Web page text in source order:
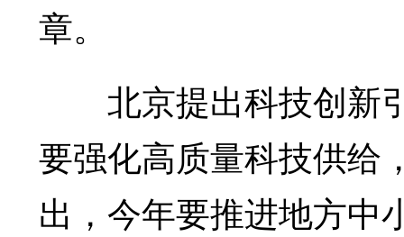
章。
北京提出科技创新
要强化高质量科技供给
出，今年要推进地方中